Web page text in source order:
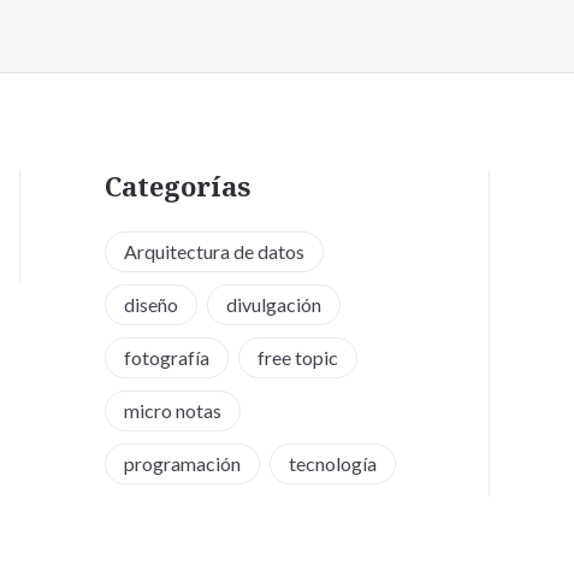
Categorías
Arquitectura de datos
diseño divulgación
fotografía free topic
micro notas
programación tecnología